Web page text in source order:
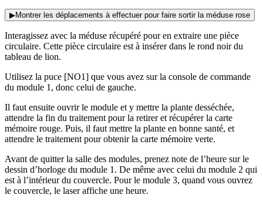
▶Montrer les déplacements à effectuer pour faire sortir la méduse rose
Interagissez avec la méduse récupéré pour en extraire une pièce
circulaire. Cette pièce circulaire est à insérer dans le rond noir du
tableau de lion.
Utilisez la puce [NO1] que vous avez sur la console de commande
du module 1, donc celui de gauche.
Il faut ensuite ouvrir le module et y mettre la plante desséchée,
attendre la fin du traitement pour la retirer et récupérer la carte
mémoire rouge. Puis, il faut mettre la plante en bonne santé, et
attendre le traitement pour obtenir la carte mémoire verte.
Avant de quitter la salle des modules, prenez note de l’heure sur le
dessin d’horloge du module 1. De même avec celui du module 2 qui
est à l’intérieur du couvercle. Pour le module 3, quand vous ouvrez
le couvercle, le laser affiche une heure.